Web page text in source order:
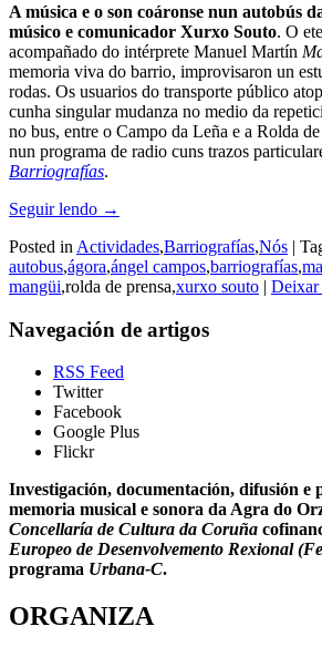
A música e o son coáronse nun autobús
músico e comunicador Xurxo Souto. O
acompañado do intérprete Manuel Martín
memoria viva do barrio, improvisaron un
rodas. Os usuarios do transporte público
cunha singular mudanza no medio da
no bus, entre o Campo da Leña e a Rolda
nun programa de radio cuns trazos
Barriografías.
Seguir lendo →
Posted in Actividades,Barriografías,Nós |
autobus,ágora,ángel campos,barriografías,
mangüi,rolda de prensa,xurxo souto | Deixar
Navegación de artigos
RSS Feed
Twitter
Facebook
Google Plus
Flickr
Investigación, documentación, difusión e
memoria musical e sonora da Agra do
Concellaría de Cultura da Coruña
Europeo de Desenvolvemento Rexional
programa Urbana-C.
ORGANIZA